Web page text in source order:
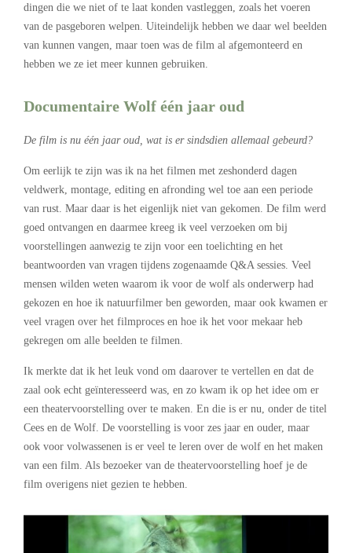
dingen die we niet of te laat konden vastleggen, zoals het voeren
van de pasgeboren welpen. Uiteindelijk hebben we daar wel beelden
van kunnen vangen, maar toen was de film al afgemonteerd en
hebben we ze iet meer kunnen gebruiken.
Documentaire Wolf één jaar oud
De film is nu één jaar oud, wat is er sindsdien allemaal gebeurd?
Om eerlijk te zijn was ik na het filmen met zeshonderd dagen
veldwerk, montage, editing en afronding wel toe aan een periode
van rust. Maar daar is het eigenlijk niet van gekomen. De film werd
goed ontvangen en daarmee kreeg ik veel verzoeken om bij
voorstellingen aanwezig te zijn voor een toelichting en het
beantwoorden van vragen tijdens zogenaamde Q&A sessies. Veel
mensen wilden weten waarom ik voor de wolf als onderwerp had
gekozen en hoe ik natuurfilmer ben geworden, maar ook kwamen er
veel vragen over het filmproces en hoe ik het voor mekaar heb
gekregen om alle beelden te filmen.
Ik merkte dat ik het leuk vond om daarover te vertellen en dat de
zaal ook echt geïnteresseerd was, en zo kwam ik op het idee om er
een theatervoorstelling over te maken. En die is er nu, onder de titel
Cees en de Wolf. De voorstelling is voor zes jaar en ouder, maar
ook voor volwassenen is er veel te leren over de wolf en het maken
van een film. Als bezoeker van de theatervoorstelling hoef je de
film overigens niet gezien te hebben.